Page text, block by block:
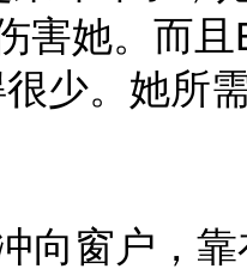
害她。而
少。她所
向窗户，靠